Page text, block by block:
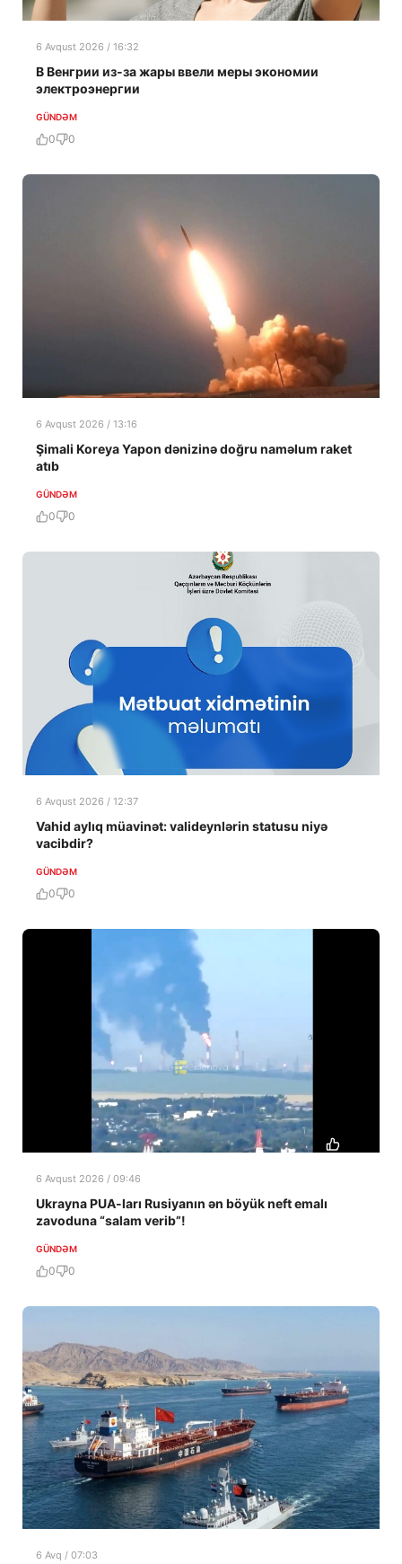
6 Avqust 2026 / 16:32
В Венгрии из-за жары ввели меры экономии
электроэнергии
GÜNDƏM
0 0
6 Avqust 2026 / 13:16
Şimali Koreya Yapon dənizinə doğru naməlum raket
atıb
GÜNDƏM
0 0
6 Avqust 2026 / 12:37
Vahid aylıq müavinət: valideynlərin statusu niyə
vacibdir?
GÜNDƏM
0 0
6 Avqust 2026 / 09:46
Ukrayna PUA-ları Rusiyanın ən böyük neft emalı
zavoduna “salam verib”!
GÜNDƏM
0 0
6 Avq / 07:03